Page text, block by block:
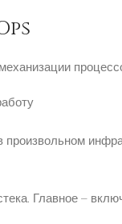
Главное –